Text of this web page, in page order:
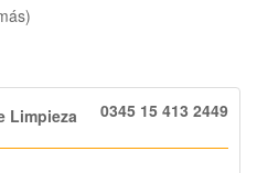
Limpieza 0345 15 413 2449